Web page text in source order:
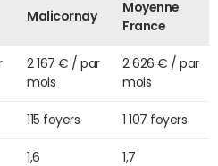
Malicornay
Moyenne
France
2 167 € / par
mois
2 626 € / par
mois
115 foyers 1 107 foyers
1,6
1,7